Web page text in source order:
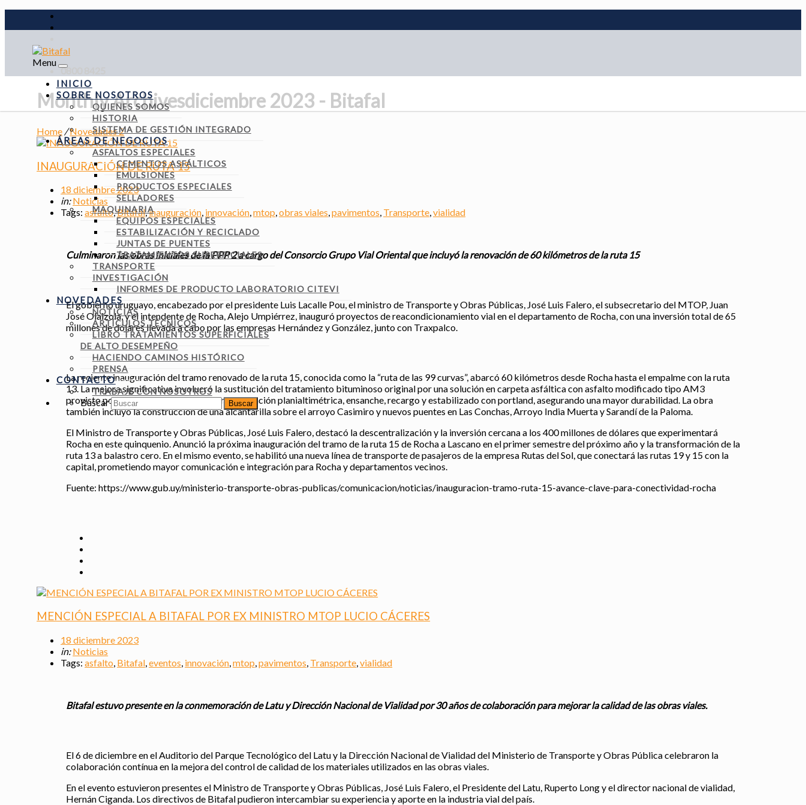
0800 8425
Menu
INICIO
SOBRE NOSOTROS
QUIENES SOMOS
HISTORIA
SISTEMA DE GESTIÓN INTEGRADO
ÁREAS DE NEGOCIOS
ASFALTOS ESPECIALES
CEMENTOS ASFÁLTICOS
EMULSIONES
PRODUCTOS ESPECIALES
SELLADORES
MAQUINARIA
EQUIPOS ESPECIALES
ESTABILIZACIÓN Y RECICLADO
JUNTAS DE PUENTES
TRATAMIENTOS SUPERFICIALES
TRANSPORTE
INVESTIGACIÓN
INFORMES DE PRODUCTO LABORATORIO CITEVI
NOVEDADES
NOTICIAS
ARTÍCULOS TÉCNICOS
LIBRO TRATAMIENTOS SUPERFICIALES
DE ALTO DESEMPEÑO
HACIENDO CAMINOS HISTÓRICO
PRENSA
CONTACTO
TRABAJE CON NOSOTROS
Buscar
Monthly Archivesdiciembre 2023 - Bitafal
Home /Novedades 2
INAUGURACIÓN DE RUTA 15
18 diciembre 2023
in:Noticias
Tags:asfalto,Bitafal,inauguración, innovación,mtop,obras viales,pavimentos, Transporte,vialidad
Culminaron las obras iniciales de la PPP 2 a cargo del Consorcio Grupo Vial Oriental que incluyó la renovación de 60 kilómetros de la ruta 15
El gobierno uruguayo, encabezado por el presidente Luis Lacalle Pou, el ministro de Transporte y Obras Públicas, José Luis Falero, el subsecretario del MTOP, Juan
José Olaizola, y el intendente de Rocha, Alejo Umpiérrez, inauguró proyectos de reacondicionamiento vial en el departamento de Rocha, con una inversión total de 65
millones de dólares llevada a cabo por las empresas Hernández y González, junto con Traxpalco.
La reciente inauguración del tramo renovado de la ruta 15, conocida como la “ruta de las 99 curvas”, abarcó 60 kilómetros desde Rocha hasta el empalme con la ruta
13. La mejora significativa involucró la sustitución del tratamiento bituminoso original por una solución en carpeta asfáltica con asfalto modificado tipo AM3
provisto por BITAFAL además de una readecuación planialtimétrica, ensanche, recargo y estabilizado con portland, asegurando una mayor durabilidad. La obra
también incluyó la construcción de una alcantarilla sobre el arroyo Casimiro y nuevos puentes en Las Conchas, Arroyo India Muerta y Sarandí de la Paloma.
El Ministro de Transporte y Obras Públicas, José Luis Falero, destacó la descentralización y la inversión cercana a los 400 millones de dólares que experimentará
Rocha en este quinquenio. Anunció la próxima inauguración del tramo de la ruta 15 de Rocha a Lascano en el primer semestre del próximo año y la transformación de la
ruta 13 a balastro cero. En el mismo evento, se habilitó una nueva línea de transporte de pasajeros de la empresa Rutas del Sol, que conectará las rutas 19 y 15 con la
capital, prometiendo mayor comunicación e integración para Rocha y departamentos vecinos.
Fuente: https://www.gub.uy/ministerio-transporte-obras-publicas/comunicacion/noticias/inauguracion-tramo-ruta-15-avance-clave-para-conectividad-rocha
MENCIÓN ESPECIAL A BITAFAL POR EX MINISTRO MTOP LUCIO CÁCERES
18 diciembre 2023
in:Noticias
Tags:asfalto Bitafal ,eventos innovación ,mtop ,pavimentos Transporte ,vialidad
Bitafal estuvo presente en la conmemoración de Latu y Dirección Nacional de Vialidad por 30 años de colaboración para mejorar la calidad de las obras viales.
El 6 de diciembre en el Auditorio del Parque Tecnológico del Latu y la Dirección Nacional de Vialidad del Ministerio de Transporte y Obras Pública celebraron la
colaboración contínua en la mejora del control de calidad de los materiales utilizados en las obras viales.
En el evento estuvieron presentes el Ministro de Transporte y Obras Públicas, José Luis Falero, el Presidente del Latu, Ruperto Long y el director nacional de vialidad,
Hernán Ciganda. Los directivos de Bitafal pudieron intercambiar su experiencia y aporte en la industria vial del país.